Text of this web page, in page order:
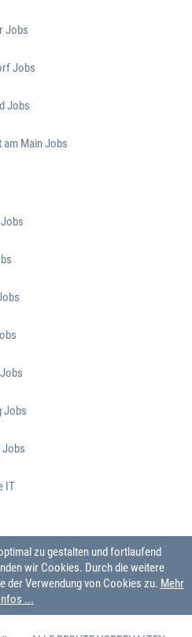
Jobs
Jobs
Jobs
am Main Jobs
Jobs
Jobs
IT
zu gestalten und fortlaufend
wir Cookies. Durch die weitere
der Verwendung von Cookies zu. Mehr
...